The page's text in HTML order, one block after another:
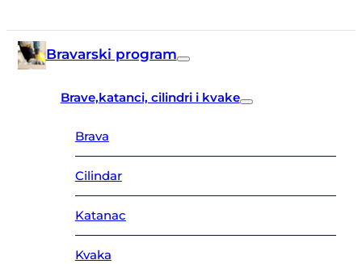
Bravarski program
Brave,katanci, cilindri i kvake
Brava
Cilindar
Katanac
Kvaka